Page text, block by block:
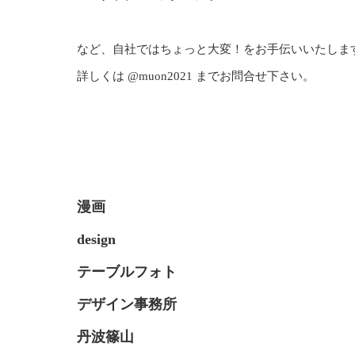
など、自社ではちょっと大変！をお手伝いいたしま
詳しくは @muon2021 までお問合せ下さい。
漫画
design
テーブルフォト
デザイン事務所
丹波篠山